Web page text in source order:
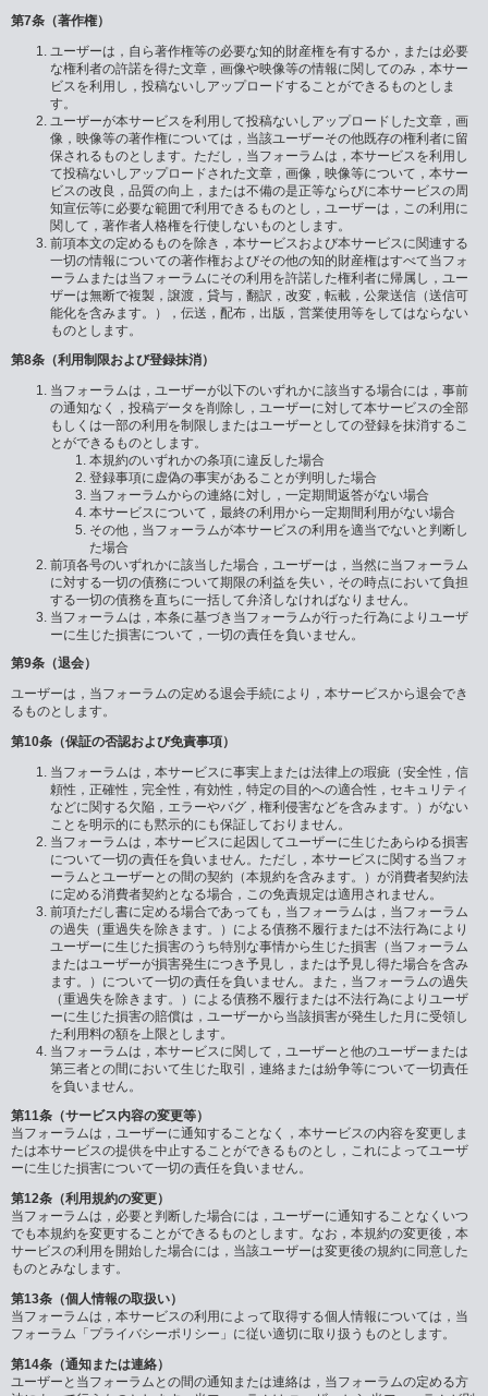
第7条（著作権）
ユーザーは，自ら著作権等の必要な知的財産権を有するか，または必要
な権利者の許諾を得た文章，画像や映像等の情報に関してのみ，本サー
ビスを利用し，投稿ないしアップロードすることができるものとしま
す。
ユーザーが本サービスを利用して投稿ないしアップロードした文章，画
像，映像等の著作権については，当該ユーザーその他既存の権利者に留
保されるものとします。ただし，当フォーラムは，本サービスを利用し
て投稿ないしアップロードされた文章，画像，映像等について，本サー
ビスの改良，品質の向上，または不備の是正等ならびに本サービスの周
知宣伝等に必要な範囲で利用できるものとし，ユーザーは，この利用に
関して，著作者人格権を行使しないものとします。
前項本文の定めるものを除き，本サービスおよび本サービスに関連する
一切の情報についての著作権およびその他の知的財産権はすべて当フォ
ーラムまたは当フォーラムにその利用を許諾した権利者に帰属し，ユー
ザーは無断で複製，譲渡，貸与，翻訳，改変，転載，公衆送信（送信可
能化を含みます。），伝送，配布，出版，営業使用等をしてはならない
ものとします。
第8条（利用制限および登録抹消）
当フォーラムは，ユーザーが以下のいずれかに該当する場合には，事前
の通知なく，投稿データを削除し，ユーザーに対して本サービスの全部
もしくは一部の利用を制限しまたはユーザーとしての登録を抹消するこ
とができるものとします。
本規約のいずれかの条項に違反した場合
登録事項に虚偽の事実があることが判明した場合
当フォーラムからの連絡に対し，一定期間返答がない場合
本サービスについて，最終の利用から一定期間利用がない場合
その他，当フォーラムが本サービスの利用を適当でないと判断し
た場合
前項各号のいずれかに該当した場合，ユーザーは，当然に当フォーラム
に対する一切の債務について期限の利益を失い，その時点において負担
する一切の債務を直ちに一括して弁済しなければなりません。
当フォーラムは，本条に基づき当フォーラムが行った行為によりユーザ
ーに生じた損害について，一切の責任を負いません。
第9条（退会）
ユーザーは，当フォーラムの定める退会手続により，本サービスから退会でき
るものとします。
第10条（保証の否認および免責事項）
当フォーラムは，本サービスに事実上または法律上の瑕疵（安全性，信
頼性，正確性，完全性，有効性，特定の目的への適合性，セキュリティ
などに関する欠陥，エラーやバグ，権利侵害などを含みます。）がない
ことを明示的にも黙示的にも保証しておりません。
当フォーラムは，本サービスに起因してユーザーに生じたあらゆる損害
について一切の責任を負いません。ただし，本サービスに関する当フォ
ーラムとユーザーとの間の契約（本規約を含みます。）が消費者契約法
に定める消費者契約となる場合，この免責規定は適用されません。
前項ただし書に定める場合であっても，当フォーラムは，当フォーラム
の過失（重過失を除きます。）による債務不履行または不法行為により
ユーザーに生じた損害のうち特別な事情から生じた損害（当フォーラム
またはユーザーが損害発生につき予見し，または予見し得た場合を含み
ます。）について一切の責任を負いません。また，当フォーラムの過失
（重過失を除きます。）による債務不履行または不法行為によりユーザ
ーに生じた損害の賠償は，ユーザーから当該損害が発生した月に受領し
た利用料の額を上限とします。
当フォーラムは，本サービスに関して，ユーザーと他のユーザーまたは
第三者との間において生じた取引，連絡または紛争等について一切責任
を負いません。
第11条（サービス内容の変更等）
当フォーラムは，ユーザーに通知することなく，本サービスの内容を変更しま
たは本サービスの提供を中止することができるものとし，これによってユーザ
ーに生じた損害について一切の責任を負いません。
第12条（利用規約の変更）
当フォーラムは，必要と判断した場合には，ユーザーに通知することなくいつ
でも本規約を変更することができるものとします。なお，本規約の変更後，本
サービスの利用を開始した場合には，当該ユーザーは変更後の規約に同意した
ものとみなします。
第13条（個人情報の取扱い）
当フォーラムは，本サービスの利用によって取得する個人情報については，当
フォーラム「プライバシーポリシー」に従い適切に取り扱うものとします。
第14条（通知または連絡）
ユーザーと当フォーラムとの間の通知または連絡は，当フォーラムの定める方